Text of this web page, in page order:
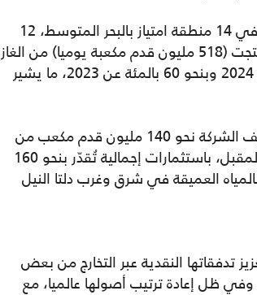
الشركة التي تمتلك محفظة أعمال في مصر تتضمن المشاركة في 14 منطقة امتياز بالبحر المتوسط، 12
منها في مرحلة التنمية والإنتاج، وموقعين تحت الاستكشاف؛ أنتجت (518 مليون قدم مكعبة يوميا) من الغاز
الطبيعي في مصر العام الماضي، بانخفاض بنحو 40 بالمئة عن 2024 وبنحو 60 بالمئة عن 2023، ما يشير
لكنه وفي بارقة أمل نحو تحسن إنتاجها، فمن المفترض أن تضيف الشركة نحو 140 مليون قدم مكعب من
الغاز الطبيعي يوميا على خطوط الإنتاج، بداية من تموز/ يوليو المقبل، باستثمارات إجمالية تُقدّر بنحو 160
العميقة في شرق وغرب دلتا النيل
النقدية عبر التخارج من بعض
وفي ظل إعادة ترتيب أصولها عالميا، مع